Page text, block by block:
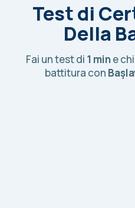
Test di
Della
Fai un test di 1 mine
battitura con